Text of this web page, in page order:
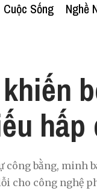
Cuộc Sống Nghề
hấp
công bằng, minh
cho công nghệ